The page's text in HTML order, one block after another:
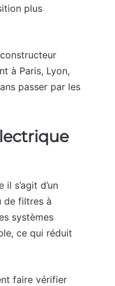
plus
à Paris, Lyon,
passer par les
s’agit d’un
de filtres à
systèmes
ce qui réduit
faire vérifier